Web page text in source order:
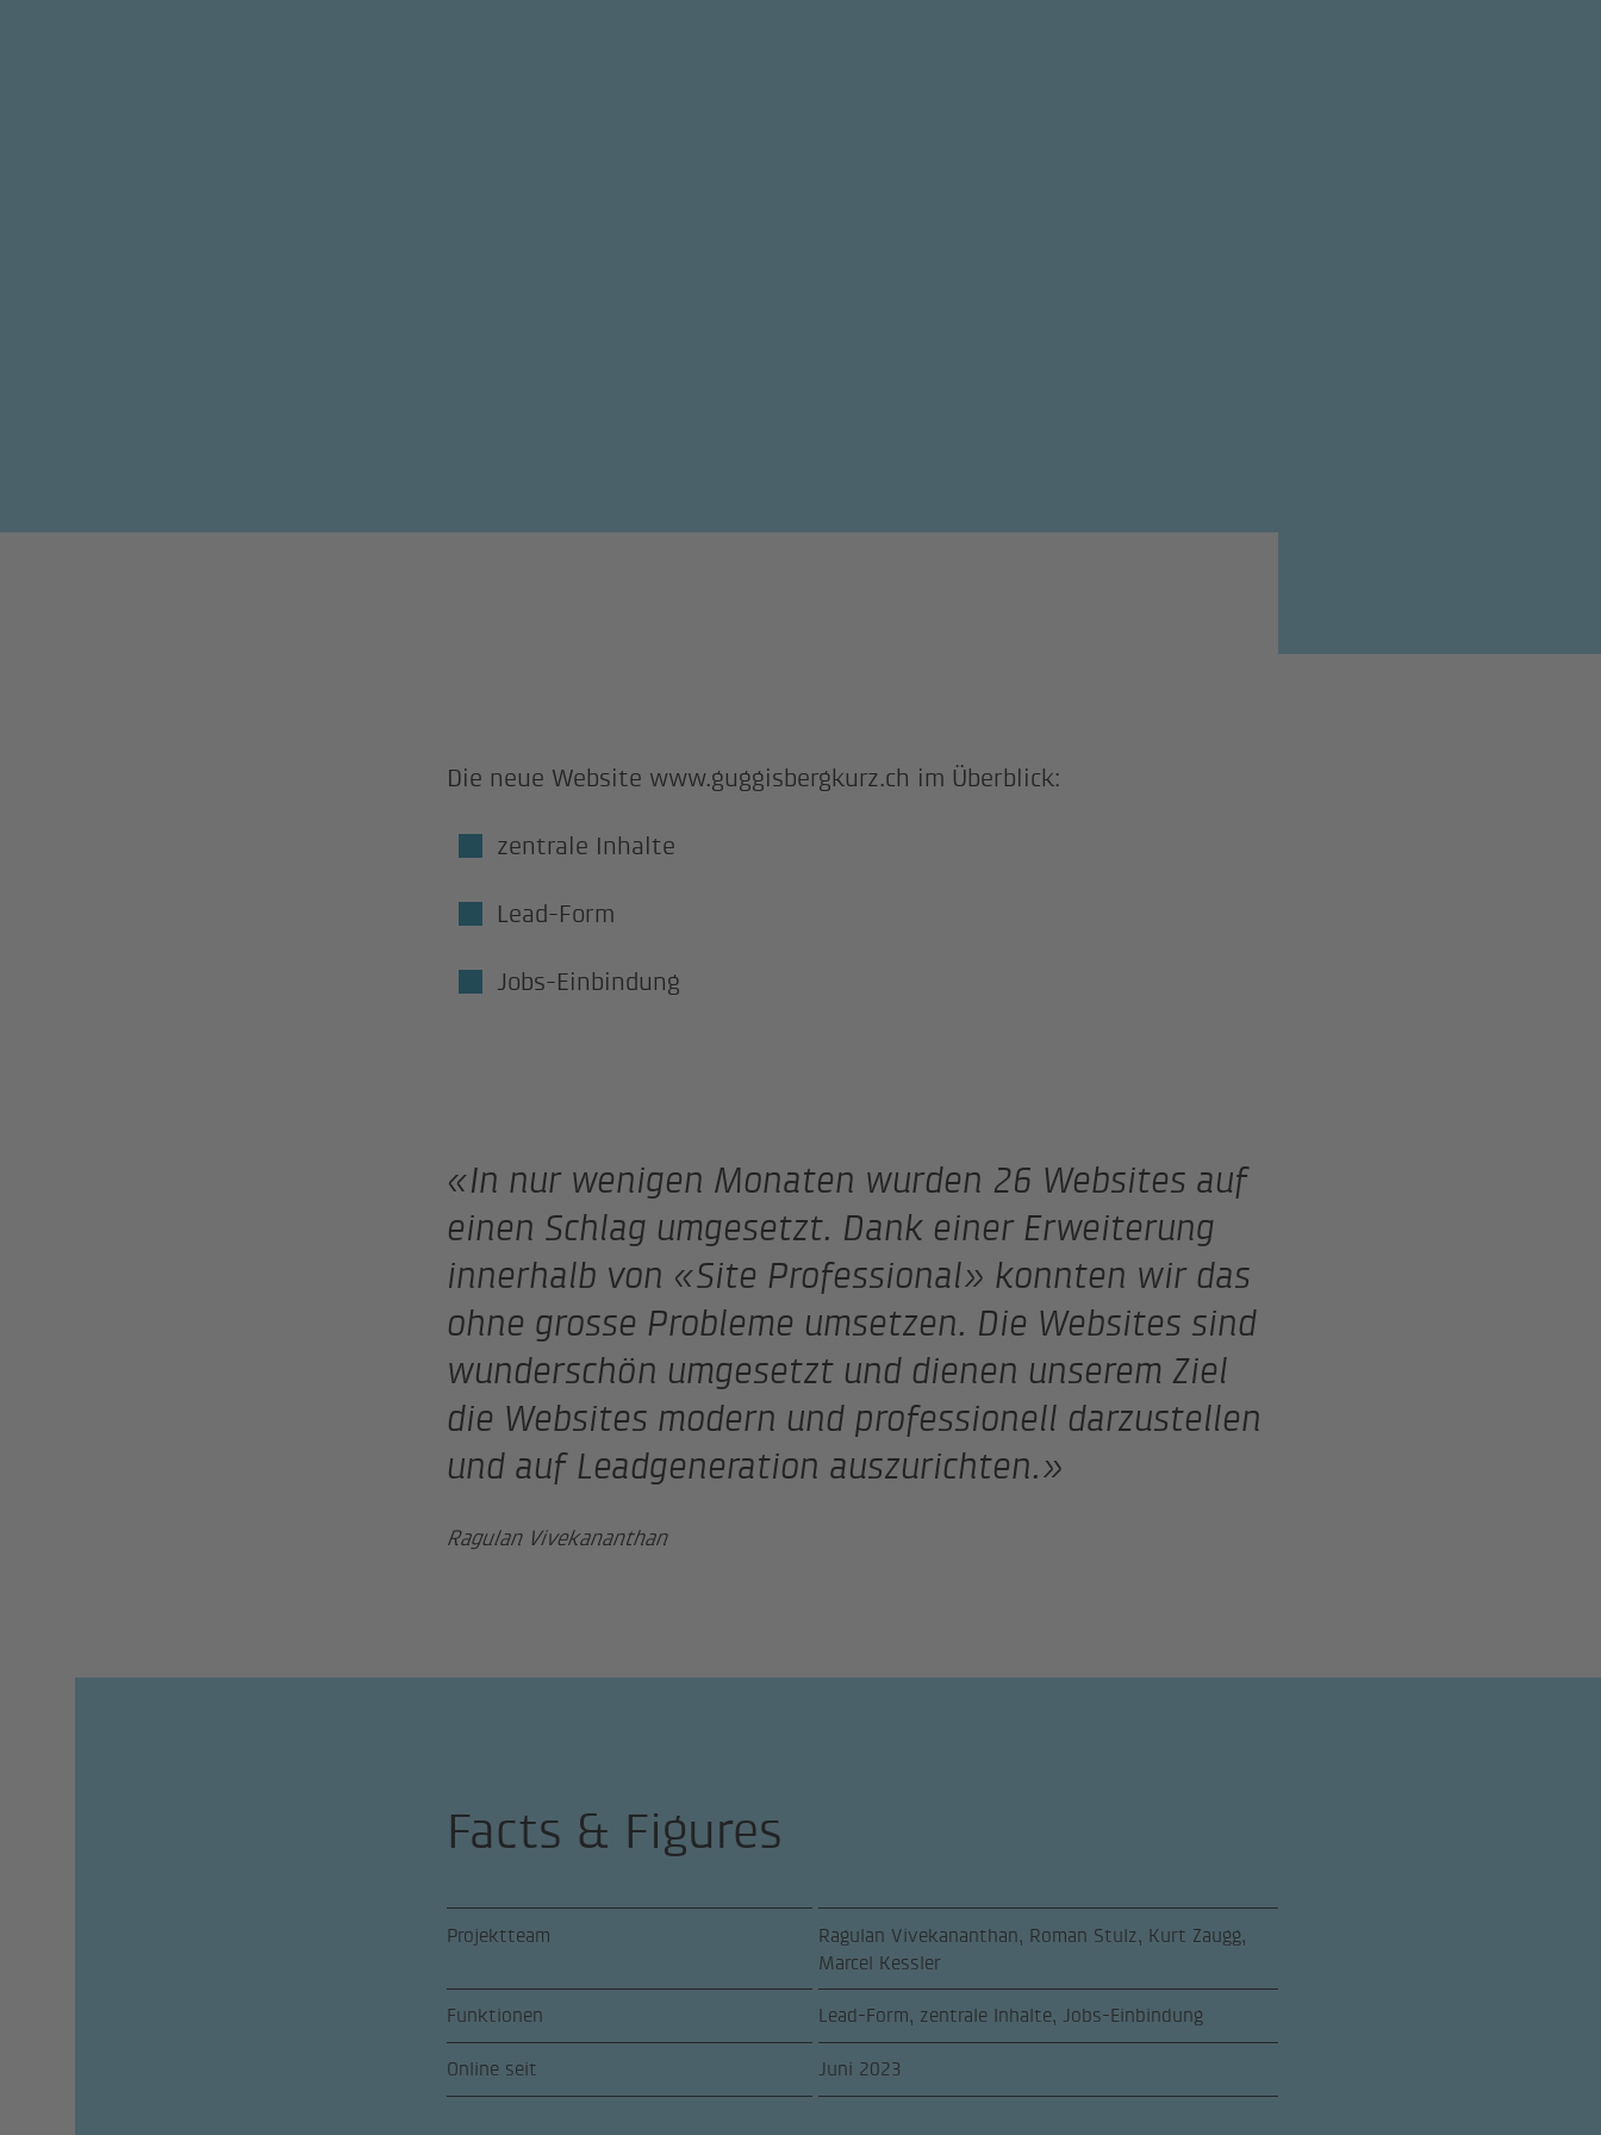
Die neue Website www.guggisbergkurz.ch im Überblick:
zentrale Inhalte
Lead-Form
Jobs-Einbindung
«In nur wenigen Monaten wurden 26 Websites auf
einen Schlag umgesetzt. Dank einer Erweiterung
innerhalb von «Site Professional» konnten wir das
ohne grosse Probleme umsetzen. Die Websites sind
wunderschön umgesetzt und dienen unserem Ziel
die Websites modern und professionell darzustellen
und auf Leadgeneration auszurichten.»
Ragulan Vivekananthan
Facts & Figures
Projektteam
Ragulan Vivekananthan, Roman Stulz, Kurt Zaugg,
Marcel Kessler
Funktionen Lead-Form, zentrale Inhalte, Jobs-Einbindung
Online seit Juni 2023